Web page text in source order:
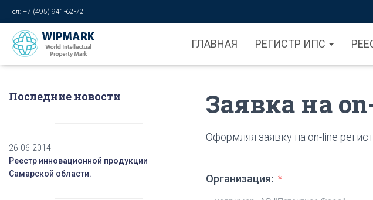
Тел: +7 (495) 941-62-72
ГЛАВНАЯ РЕГИСТР ИПС
Последние новости
26-06-2014
Реестр инновационной продукции
Самарской области.
Заявка на
Оформляя заявку на on-line
Организация: